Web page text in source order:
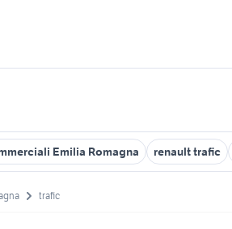
Emilia Romagna renault trafic
trafic